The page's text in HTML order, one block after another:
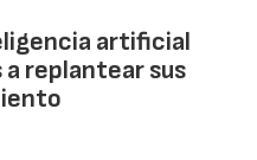
artificial
a replantear sus